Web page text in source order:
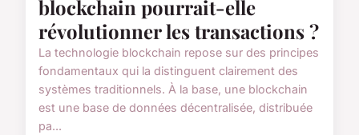
blockchain pourrait-elle
révolutionner les transactions ?
La technologie blockchain repose sur des principes
fondamentaux qui la distinguent clairement des
systèmes traditionnels. À la base, une blockchain
est une base de données décentralisée, distribuée
pa...